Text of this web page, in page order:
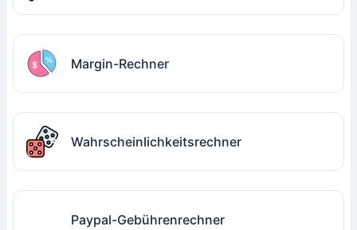
Margin-Rechner
Wahrscheinlichkeitsrechner
Paypal-Gebührenrechner